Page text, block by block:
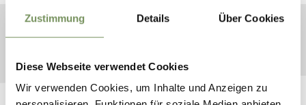
Zustimmung Details Über Cookies
Diese Webseite verwendet Cookies
Wir verwenden Cookies, um Inhalte und Anzeigen zu